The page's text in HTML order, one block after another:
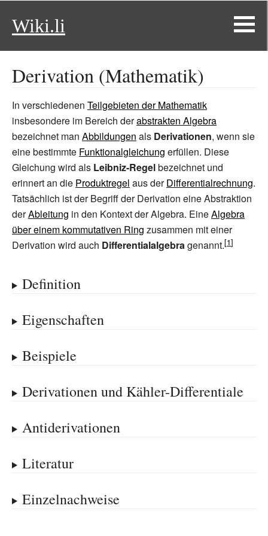
Wiki.li
Derivation (Mathematik)
In verschiedenen Teilgebieten der Mathematik
insbesondere im Bereich derabstrakten Algebra
bezeichnet man Abbildungen als Derivationen, wenn sie
eine bestimmte Funktionalgleichung erfüllen. Diese
Gleichung wird als Leibniz-Regelbezeichnet und
erinnert an die Produktregel aus derDifferentialrechnung.
Tatsächlich ist der Begriff der Derivation eine Abstraktion
derAbleitung in den Kontext der Algebra. EineAlgebra
über einem kommutativen Ring zusammen mit einer
Derivation wird auch Differentialalgebragenannt.
Definition
Eigenschaften
Beispiele
Derivationen und Kähler-Differentiale
Antiderivationen
Literatur
Einzelnachweise